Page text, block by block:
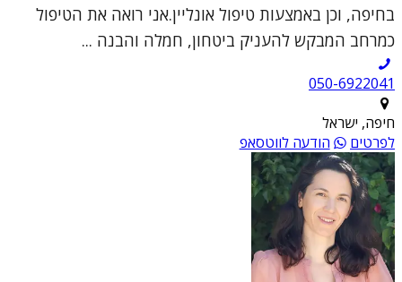
בחיפה, וכן באמצעות טיפול אונליין.אני רואה את הטיפול
כמרחב המבקש להעניק ביטחון, חמלה והבנה ...
050-6922041
חיפה, ישראל
לפרטים
הודעה לווטסאפ